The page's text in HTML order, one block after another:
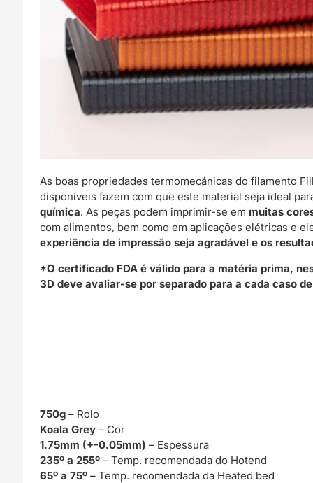
As boas propriedades termomecánicas do filamento
disponíveis fazem com que este material seja ideal
química. As peças podem imprimir-se em muitas
com alimentos, bem como em aplicações elétricas e
experiência de impressão seja agradável e os
*O certificado FDA é válido para a matéria prima,
3D deve avaliar-se por separado para a cada caso
750g – Rolo
Koala Grey– Cor
1.75mm (+-0.05mm)– Espessura
235º a 255º– Temp. recomendada do Hotend
65º a 75º– Temp. recomendada da Heated bed